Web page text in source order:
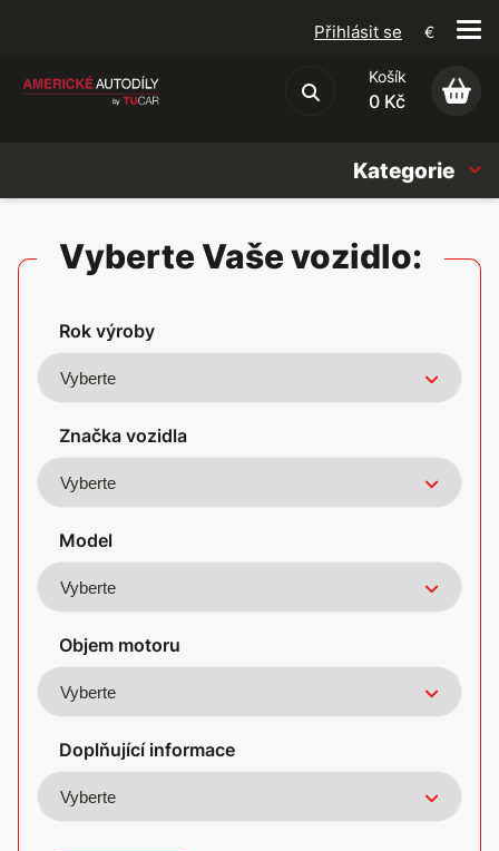
Obchodní podmínky
Přihlásit se €
Košík
0 Kč
Kategorie
Americké vozy
Vyberte Vaše vozidlo:
Rok výroby
Značka vozidla
Model
Objem motoru
Doplňující informace